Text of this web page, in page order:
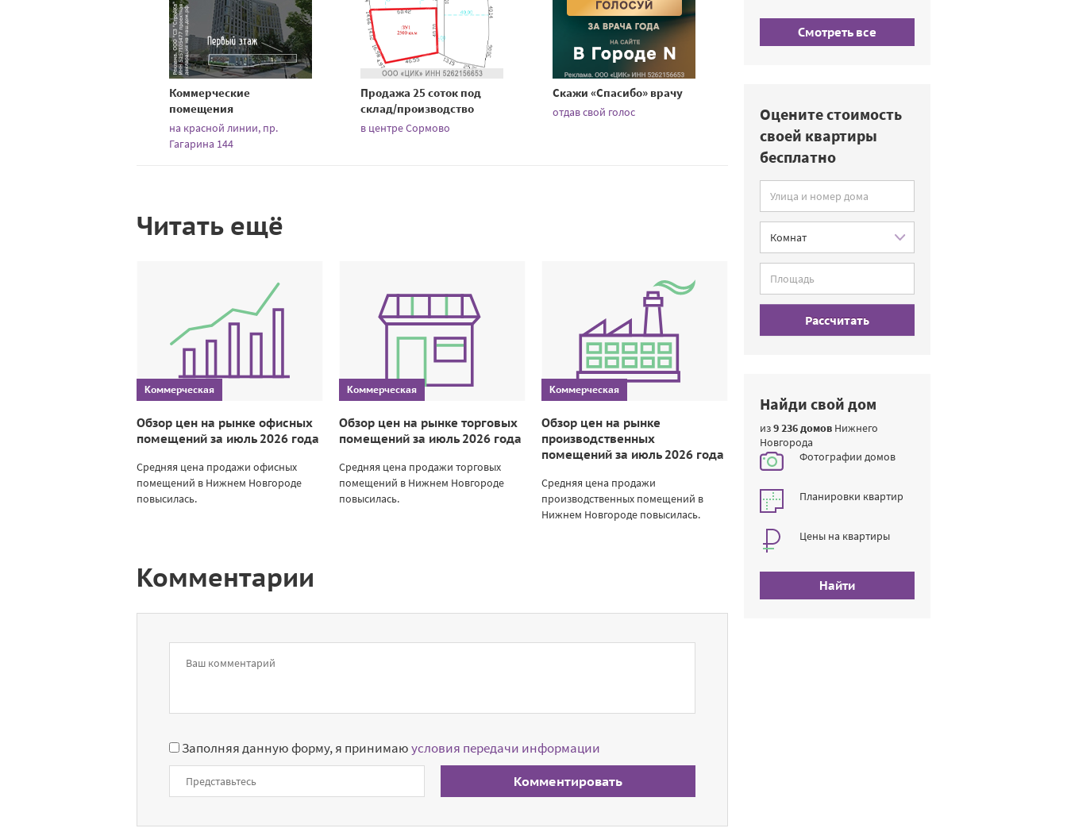
Коммерческие
помещения
на красной линии, пр.
Гагарина 144
Продажа 25 соток под
склад/производство
в центре Сормово
Скажи «Спасибо» врачу
отдав свой голос
Читать ещё
Коммерческая
Обзор цен на рынке офисных
помещений за июль 2026 года
Средняя цена продажи офисных
помещений в Нижнем Новгороде
повысилась.
Коммерческая
Обзор цен на рынке торговых
помещений за июль 2026 года
Средняя цена продажи торговых
помещений в Нижнем Новгороде
повысилась.
Коммерческая
Обзор цен на рынке
производственных
помещений за июль 2026 года
Средняя цена продажи
производственных помещений в
Нижнем Новгороде повысилась.
Комментарии
Заполняя данную форму, я принимаюусловия передачи информации
Комментировать
Смотреть все
Оцените стоимость
своей квартиры
бесплатно
Рассчитать
Найди свой дом
из9 236 домов Нижнего
Новгорода
Фотографии домов
Планировки квартир
Цены на квартиры
Найти